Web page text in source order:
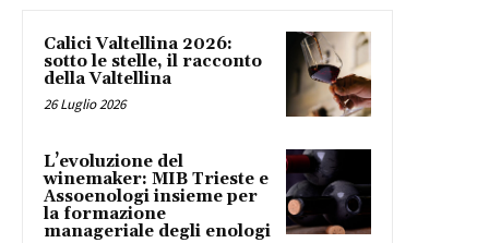
Calici Valtellina 2026:
sotto le stelle, il racconto
della Valtellina
26 Luglio 2026
L’evoluzione del
winemaker: MIB Trieste e
Assoenologi insieme per
la formazione
manageriale degli enologi